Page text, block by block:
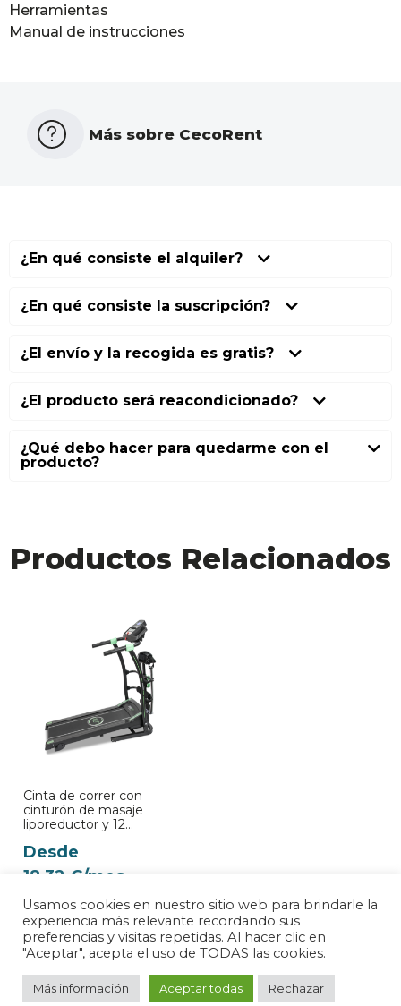
Herramientas
Manual de instrucciones
Más sobre CecoRent
¿En qué consiste el alquiler?
¿En qué consiste la suscripción?
¿El envío y la recogida es gratis?
¿El producto será reacondicionado?
¿Qué debo hacer para quedarme con el
producto?
Productos Relacionados
Cinta de correr con
cinturón de masaje
liporeductor y 12
Desde
18,32 €/mes
©2022 Cecotec Innovaciones S.L. | RII-AEE:5537
Usamos cookies en nuestro sitio web para brindarle la
experiencia más relevante recordando sus
preferencias y visitas repetidas. Al hacer clic en
"Aceptar", acepta el uso de TODAS las cookies.
Más información Aceptar todas Rechazar